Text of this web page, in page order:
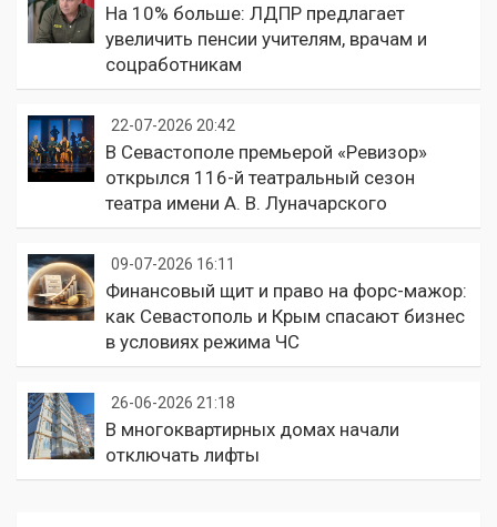
На 10% больше: ЛДПР предлагает
увеличить пенсии учителям, врачам и
соцработникам
22-07-2026 20:42
В Севастополе премьерой «Ревизор»
открылся 116-й театральный сезон
театра имени А. В. Луначарского
09-07-2026 16:11
Финансовый щит и право на форс-мажор:
как Севастополь и Крым спасают бизнес
в условиях режима ЧС
26-06-2026 21:18
В многоквартирных домах начали
отключать лифты